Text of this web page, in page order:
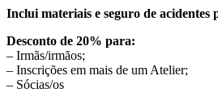
Inclui materiais e seguro de acidentes
Desconto de 20% para:
– Irmãs/irmãos;
– Inscrições em mais de um Atelier;
– Sócias/os